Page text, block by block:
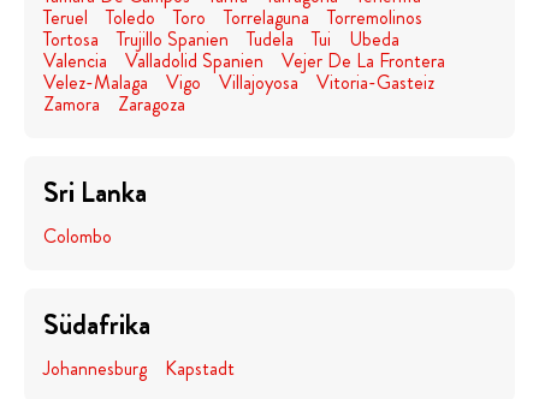
Teruel Toledo Toro Torrelaguna Torremolinos
Tortosa Trujillo Spanien Tudela Tui Ubeda
Valencia Valladolid Spanien Vejer De La Frontera
Velez-Malaga Vigo Villajoyosa Vitoria-Gasteiz
Zamora Zaragoza
Sri Lanka
Colombo
Südafrika
Johannesburg Kapstadt